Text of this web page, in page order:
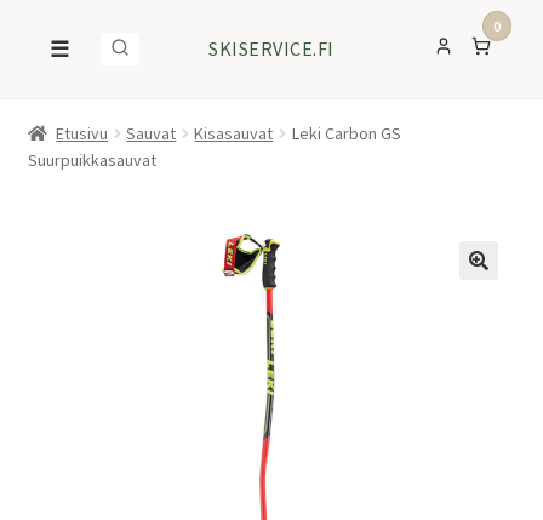
☰ SKISERVICE.FI
0
Etusivu Sauvat Kisasauvat
Leki Carbon GS
Suurpuikkasauvat